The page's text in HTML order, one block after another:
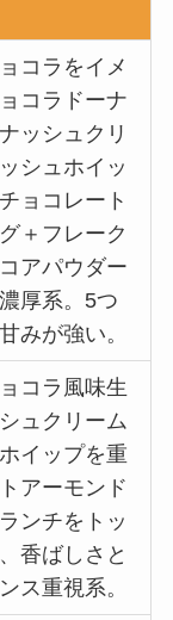
コラをイメ
コラドーナ
ッシュクリ
シュホイッ
ョコレート
＋フレーク
アパウダー
厚系。5つ
みが強い。
コラ風味生
ュクリーム
イップを重
アーモンド
ンチをトッ
香ばしさと
ス重視系。